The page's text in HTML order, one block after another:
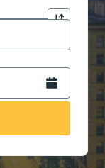
pour ouvrir
Cliquez
pour
du mois à
Ouvrez le